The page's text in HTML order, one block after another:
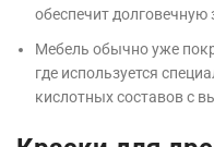
обеспечит долговечную
Мебель обычно уже
где используется
кислотных составов с